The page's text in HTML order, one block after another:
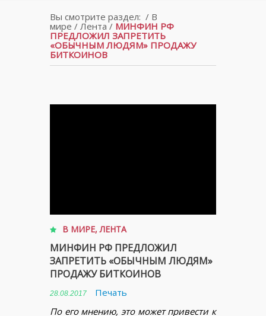
Вы смотрите раздел: / В
мире / Лента/ МИНФИН РФ
ПРЕДЛОЖИЛ ЗАПРЕТИТЬ
«ОБЫЧНЫМ ЛЮДЯМ» ПРОДАЖУ
БИТКОИНОВ
В МИРЕ,ЛЕНТА
МИНФИН РФ ПРЕДЛОЖИЛ
ЗАПРЕТИТЬ «ОБЫЧНЫМ ЛЮДЯМ»
ПРОДАЖУ БИТКОИНОВ
28.08.2017
Печать
По его мнению, это может привести к